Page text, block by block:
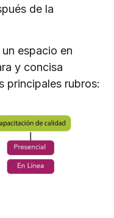
de la
espacio en
y concisa
principales rubros: